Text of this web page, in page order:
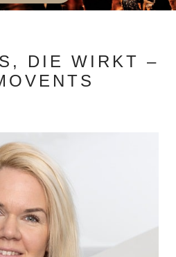
DIE WIRKT –